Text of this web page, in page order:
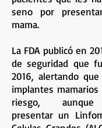
seno por
mama.
La FDA publicó en
de seguridad que
2016, alertando
implantes
riesgo, aunque
presentar un